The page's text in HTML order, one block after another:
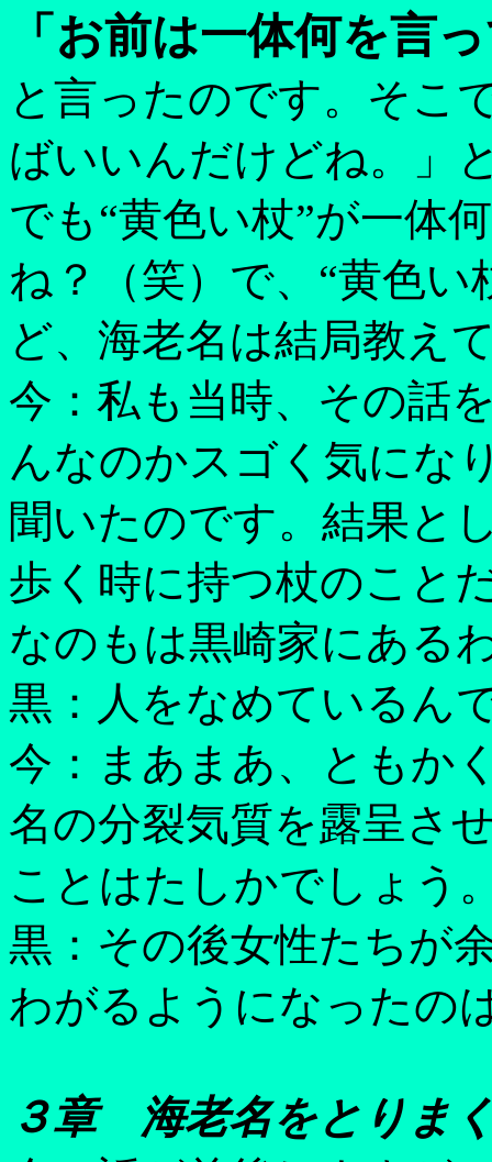
「お前は一体何を言
と言ったのです。そこ
ばいいんだけどね。」
でも“黄色い杖”が一体
ね？（笑）で、“黄色
ど、海老名は結局教え
今：私も当時、その話
んなのかスゴく気にな
聞いたのです。結果と
歩く時に持つ杖のこと
なのもは黒崎家にある
黒：人をなめているん
今：まあまあ、ともか
名の分裂気質を露呈さ
ことはたしかでしょう
黒：その後女性たちが
わがるようになったの
３章 海老名をとりま